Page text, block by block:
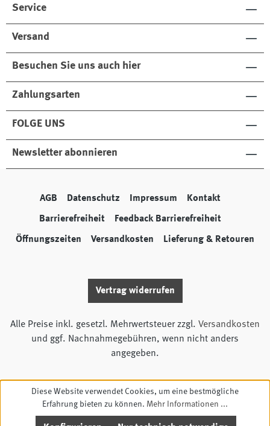
Service
Versand
Besuchen Sie uns auch hier
Zahlungsarten
FOLGE UNS
Newsletter abonnieren
AGB Datenschutz Impressum Kontakt
Barrierefreiheit Feedback Barrierefreiheit
Öffnungszeiten Versandkosten Lieferung & Retouren
Vertrag widerrufen
Alle Preise inkl. gesetzl. Mehrwertsteuer zzgl. Versandkosten
und ggf. Nachnahmegebühren, wenn nicht anders
angegeben.
Diese Website verwendet Cookies, um eine bestmögliche
Erfahrung bieten zu können. Mehr Informationen ...